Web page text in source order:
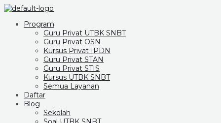
Program
Guru Privat UTBK SNBT
Guru Privat OSN
Kursus Privat IPDN
Guru Privat STAN
Guru Privat STIS
Kursus UTBK SNBT
Semua Layanan
Daftar
Blog
Sekolah